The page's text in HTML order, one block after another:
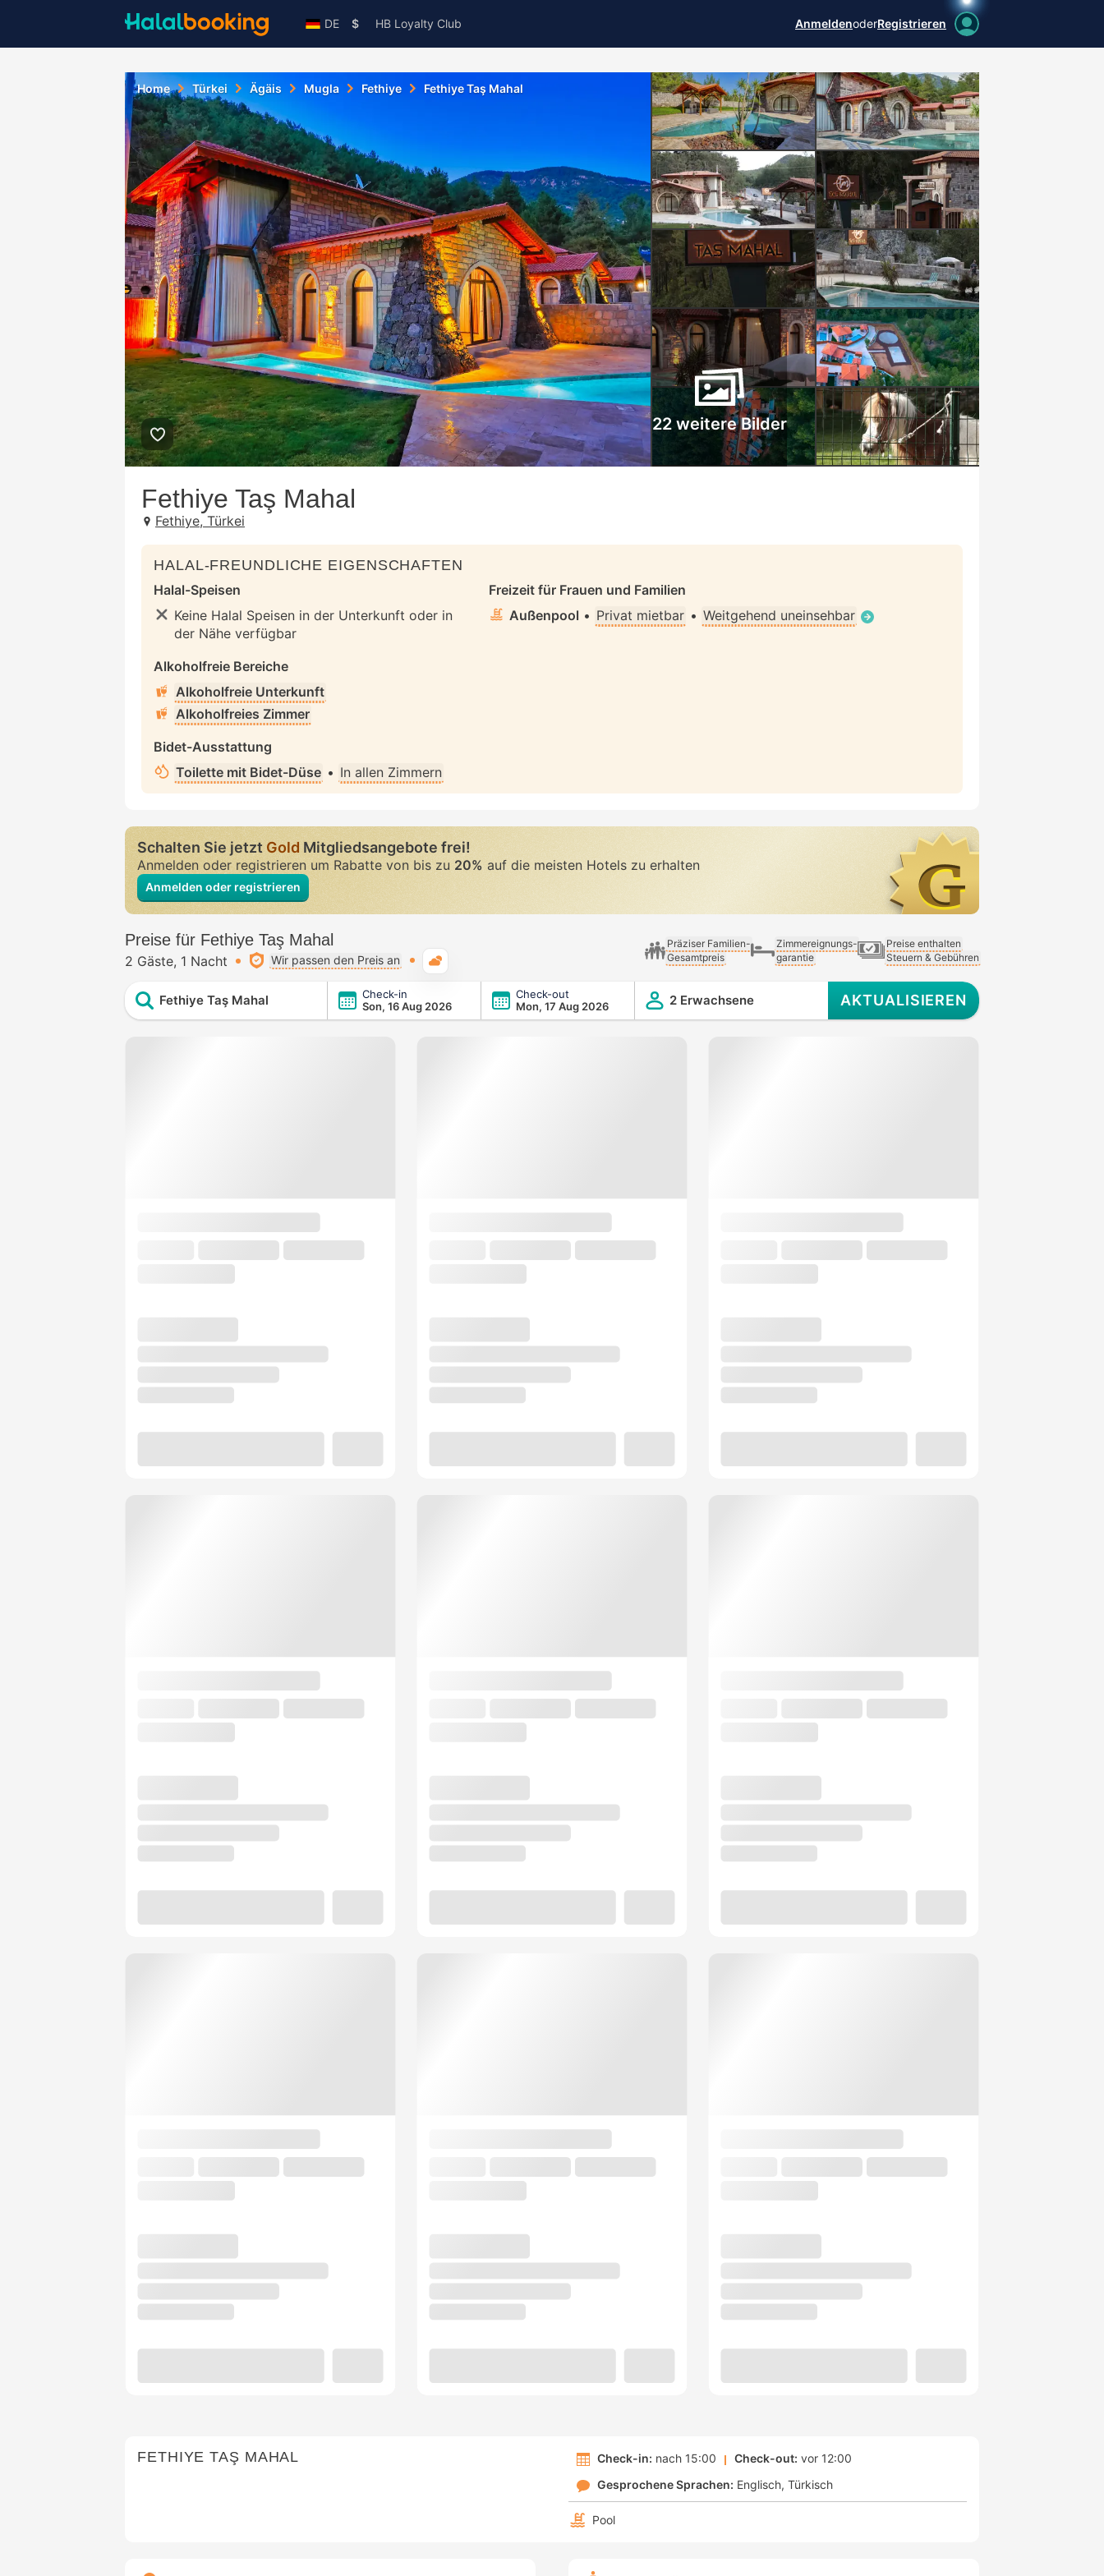
DE $ HB Loyalty Club AnmeldenoderRegistrieren
Home Türkei Ägäis Mugla Fethiye Fethiye Taş Mahal
22 weitere Bilder
Fethiye Taş Mahal
Fethiye, Türkei
HALAL-FREUNDLICHE EIGENSCHAFTEN
Halal-Speisen
Keine Halal Speisen in der Unterkunft oder in
der Nähe verfügbar
Alkoholfreie Bereiche
Alkoholfreie Unterkunft
Alkoholfreies Zimmer
Bidet-Ausstattung
Toilette mit Bidet-Düse • In allen Zimmern
Freizeit für Frauen und Familien
Außenpool • Privat mietbar • Weitgehend uneinsehbar
Schalten Sie jetztGold Mitgliedsangebote frei!
Anmelden oder registrieren um Rabatte von bis zu 20%auf die meisten Hotels zu erhalten
Anmelden oder registrieren
Preise für Fethiye Taş Mahal
2 Gäste 1 Nacht Wir passen den Preis an
Präziser Familien-
Gesamtpreis
Zimmereignungs-
garantie
Preise enthalten
Steuern & Gebühren
Fethiye Taş Mahal
Check-in
Son, 16 Aug 2026
Check-out
Mon, 17 Aug 2026
2 Erwachsene AKTUALISIEREN
FETHIYE TAŞ MAHAL Check-in: nach 15:00 Check-out: vor 12:00
Gesprochene Sprachen: Englisch Türkisch
Pool